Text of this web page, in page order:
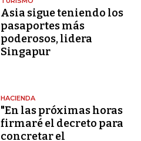
Asia sigue teniendo los
pasaportes más
poderosos, lidera
Singapur
HACIENDA
"En las próximas horas
firmaré el decreto para
concretar el